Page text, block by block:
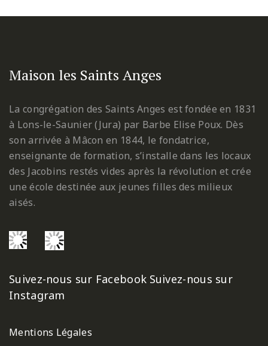
Maison les Saints Anges
La congrégation des Saints Anges est fondée en 1831
à Lons-le-Saunier (Jura) par Barbe Elise Poux. Dès
son arrivée à Mâcon en 1844, le fondatrice,
enseignante de formation, s’installe dans les locaux
des Jacobins restés vides après la révolution et crée
une école destinée aux jeunes filles des milieux
aisés.
Suivez-nous sur Facebook Suivez-nous sur
Instagram
Mentions Légales